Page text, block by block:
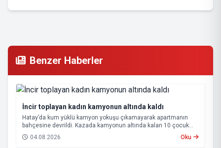
Benzer Haberler
İncir toplayan kadın kamyonun altında kaldı
Hatay’da kum yüklü kamyon yokuşu çıkamayarak apartmanın
bahçesine devrildi. Kazada kamyonun altında kalan 10 çocuk
annesi 65 yaşındaki kadın hayatını kaybetti.
04.08.2026 Oku